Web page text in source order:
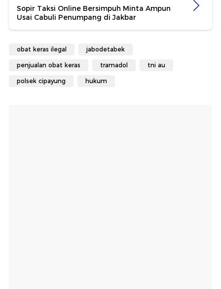
Sopir Taksi Online Bersimpuh Minta Ampun
Usai Cabuli Penumpang di Jakbar
obat keras ilegal jabodetabek
penjualan obat keras tramadol tni au
polsek cipayung hukum